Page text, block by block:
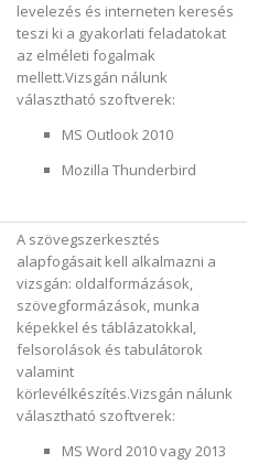
levelezés és interneten keresés
teszi ki a gyakorlati feladatokat
az elméleti fogalmak
mellett.Vizsgán nálunk
választható szoftverek:
MS Outlook 2010
Mozilla Thunderbird
A szövegszerkesztés
alapfogásait kell alkalmazni a
vizsgán: oldalformázások,
szövegformázások, munka
képekkel és táblázatokkal,
felsorolások és tabulátorok
valamint
körlevélkészítés.Vizsgán nálunk
választható szoftverek:
MS Word 2010 vagy 2013